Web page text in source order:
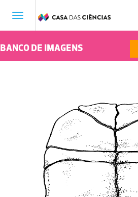
Toggle
BANCO DE IMAGENS